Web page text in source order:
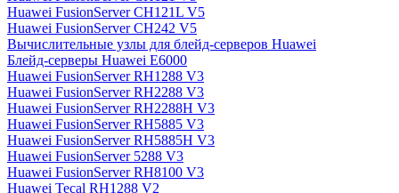
Huawei FusionServer CH121L V5
Huawei FusionServer CH242 V5
Вычислительные узлы для блейд-серверов Huawei
Блейд-серверы Huawei E6000
Huawei FusionServer RH1288 V3
Huawei FusionServer RH2288 V3
Huawei FusionServer RH2288H V3
Huawei FusionServer RH5885 V3
Huawei FusionServer RH5885H V3
Huawei FusionServer 5288 V3
Huawei FusionServer RH8100 V3
Huawei Tecal RH1288 V2